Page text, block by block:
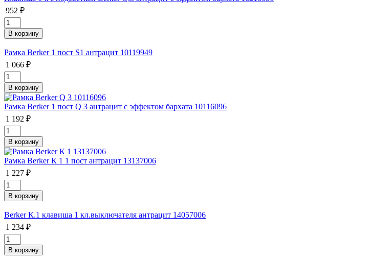
952 ₽
Рамка Berker 1 пост S1 антрацит 10119949
1 066 ₽
Рамка Berker 1 пост Q 3 антрацит с эффектом бархата 10116096
1 192 ₽
Рамка Berker К 1 1 пост антрацит 13137006
1 227 ₽
Berker К.1 клавиша 1 кл.выключателя антрацит 14057006
1 234 ₽